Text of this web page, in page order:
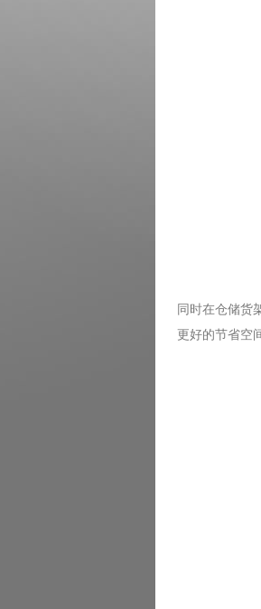
同时在仓储货
更好的节省空